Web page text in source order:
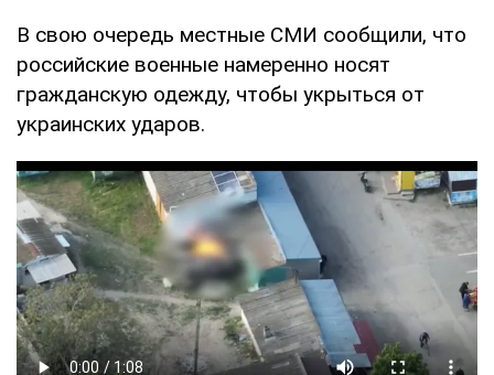
В свою очередь местные СМИ сообщили, что
российские военные намеренно носят
гражданскую одежду, чтобы укрыться от
украинских ударов.